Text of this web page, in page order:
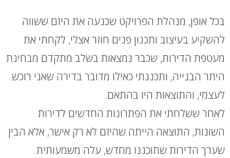
בכל אופן, מנהלת הפרויקט שכנעה את היזם ששווה
להשקיע בעיצוב ותכנון פנים חוזר אצלי, לקחתי את
מעטפת הדירות, שכבר נמצאות בשלב מתקדם מבחינת
היתר הבנייה, ותכננתי כאילו מדובר בדירה שאני רוכש
לעצמי, והתוצאות היו בהתאם.
לאחר ששלחתי את הפתרונות החדשים לדירות
השונות, התוצאה הייתה שהיזם לא רק אישר, אלא הבין
שערך הדירות שתוכננו מחדש, עלה משמעותית.